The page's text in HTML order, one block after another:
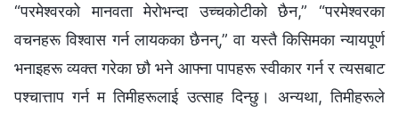
“परमेश्‍वरको मानवता मेरोभन्दा उच्‍चकोटीको छैन,” “परमेश्‍वरका
वचनहरू विश्‍वास गर्न लायकका छैनन्,” वा यस्तै किसिमका न्यायपूर्ण
भनाइहरू व्यक्त गरेका छौ भने आफ्ना पापहरू स्वीकार गर्न र त्यसबाट
पश्‍चात्ताप गर्न म तिमीहरूलाई उत्साह दिन्छु। अन्यथा, तिमीहरूले